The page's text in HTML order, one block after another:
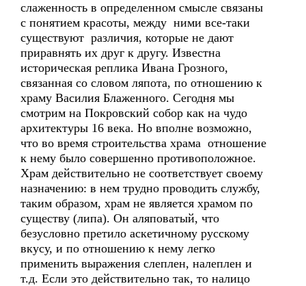
слаженность в определенном смысле связаны
с понятием красоты, между ними все-таки
существуют различия, которые не дают
приравнять их друг к другу. Известна
историческая реплика Ивана Грозного,
связанная со словом ляпота, по отношению к
храму Василия Блаженного. Сегодня мы
смотрим на Покровский собор как на чудо
архитектуры 16 века. Но вполне возможно,
что во время строительства храма отношение
к нему было совершенно противоположное.
Храм действительно не соответствует своему
назначению: в нем трудно проводить службу,
таким образом, храм не является храмом по
существу (липа). Он аляповатый, что
безусловно претило аскетичному русскому
вкусу, и по отношению к нему легко
применить выражения слеплен, налеплен и
т.д. Если это действительно так, то налицо